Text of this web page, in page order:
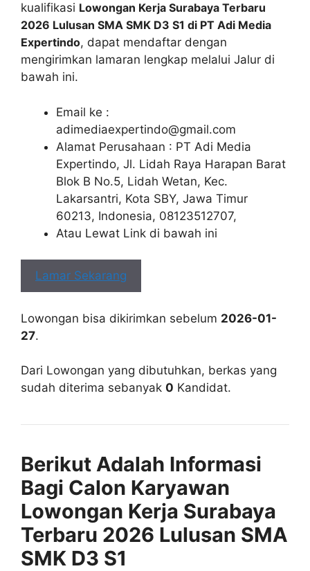
kualifikasi Lowongan Kerja Surabaya Terbaru
2026 Lulusan SMA SMK D3 S1 di PT Adi Media
Expertindo, dapat mendaftar dengan
mengirimkan lamaran lengkap melalui Jalur di
bawah ini.
Email ke :
adimediaexpertindo@gmail.com
Alamat Perusahaan : PT Adi Media
Expertindo, Jl. Lidah Raya Harapan Barat
Blok B No.5, Lidah Wetan, Kec.
Lakarsantri, Kota SBY, Jawa Timur
60213, Indonesia, 08123512707,
Atau Lewat Link di bawah ini
Lamar Sekarang
Lowongan bisa dikirimkan sebelum 2026-01-
27.
Dari Lowongan yang dibutuhkan, berkas yang
sudah diterima sebanyak 0 Kandidat.
Berikut Adalah Informasi
Bagi Calon Karyawan
Lowongan Kerja Surabaya
Terbaru 2026 Lulusan SMA
SMK D3 S1